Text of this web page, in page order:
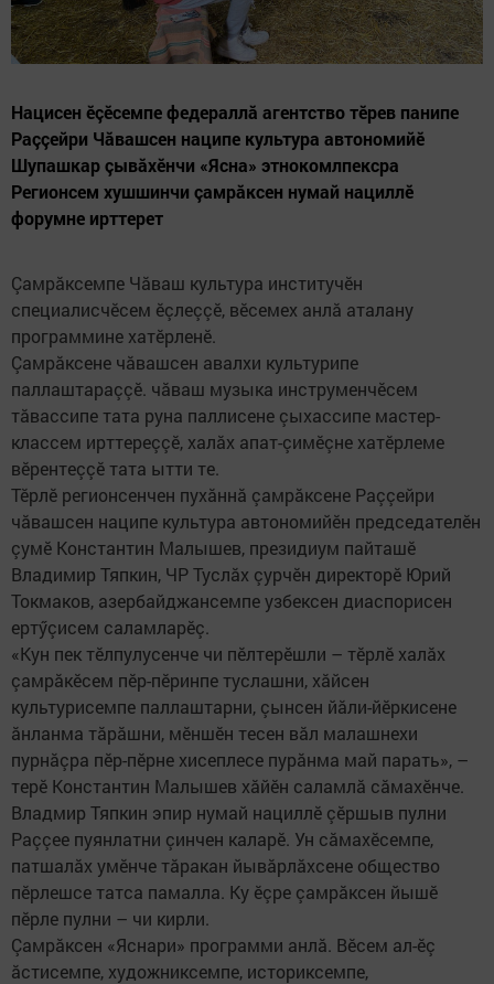
Нацисен ӗçӗсемпе федераллă агентство тӗрев панипе
Раççейри Чăвашсен наципе культура автономийӗ
Шупашкар çывăхӗнчи «Ясна» этнокомлпексра
Регионсем хушшинчи çамрăксен нумай нациллӗ
форумне ирттерет
Çамрăксемпе Чăваш культура институчӗн
специалисчӗсем ӗçлеççӗ, вӗсемех анлă аталану
программине хатӗрленӗ.
Çамрăксене чăвашсен авалхи культурипе
паллаштараççӗ. чăваш музыка инструменчӗсем
тăвассипе тата руна паллисене çыхассипе мастер-
классем ирттереççӗ, халăх апат-çимӗçне хатӗрлеме
вӗрентеççӗ тата ытти те.
Тӗрлӗ регионсенчен пухăннă çамрăксене Раççейри
чăвашсен наципе культура автономийӗн председателӗн
çумӗ Константин Малышев, президиум пайташӗ
Владимир Тяпкин, ЧР Туслăх çурчӗн директорӗ Юрий
Токмаков, азербайджансемпе узбексен диаспорисен
ертӳçисем саламларӗç.
«Кун пек тӗлпулусенче чи пӗлтерӗшли – тӗрлӗ халăх
çамрăкӗсем пӗр-пӗринпе туслашни, хăйсен
культурисемпе паллаштарни, çынсен йăли-йӗркисене
ăнланма тăрăшни, мӗншӗн тесен вăл малашнехи
пурнăçра пӗр-пӗрне хисеплесе пурăнма май парать», –
терӗ Константин Малышев хăйӗн саламлă сăмахӗнче.
Владмир Тяпкин эпир нумай нациллӗ çӗршыв пулни
Раççее пуянлатни çинчен каларӗ. Ун сăмахӗсемпе,
патшалăх умӗнче тăракан йывăрлăхсене общество
пӗрлешсе татса памалла. Ку ӗçре çамрăксен йышӗ
пӗрле пулни – чи кирли.
Çамрăксен «Яснари» программи анлă. Вӗсем ал-ӗç
ăстисемпе, художниксемпе, историксемпе,